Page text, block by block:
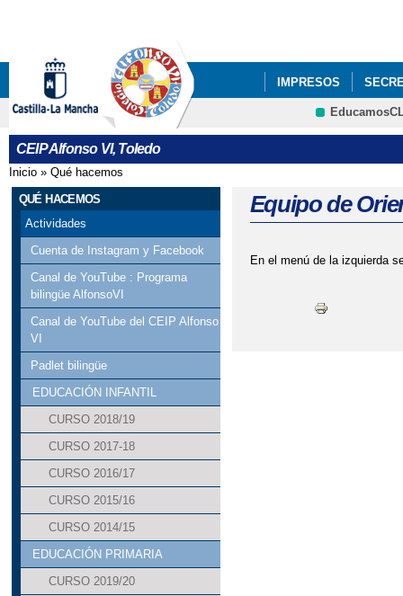
IMPRESOS
PROYECTOS DE
CEIP Alfonso VI, Toledo
Se encuentra usted aquí
Inicio » Qué hacemos
QUÉ HACEMOS
Actividades
Cuenta de Instagram y Facebook
Canal de YouTube : Programa
bilingüe AlfonsoVI
Canal de YouTube del CEIP Alfonso
VI
Padlet bilingüe
EDUCACIÓN INFANTIL
CURSO 2018/19
CURSO 2017-18
CURSO 2016/17
CURSO 2015/16
CURSO 2014/15
EDUCACIÓN PRIMARIA
CURSO 2019/20
Equipo de
En el menú de la izquierda